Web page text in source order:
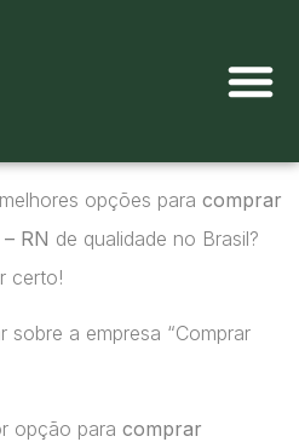
opções para comprar
RN de qualidade no Brasil?
certo!
sobre a empresa “Comprar
opção para comprar